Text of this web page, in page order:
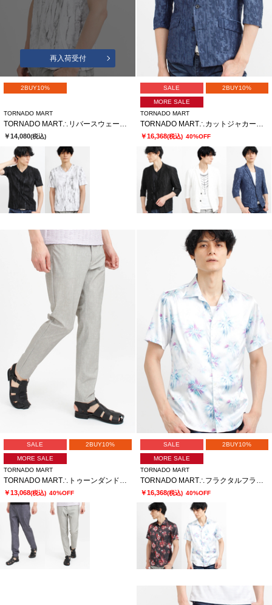
再入荷受付
2BUY10%
TORNADO MART
TORNADO MART∴リバースウェーブシームVネック半袖カットソー
￥14,080(税込)
SALE 2BUY10%
MORE SALE
TORNADO MART
TORNADO MART∴カットジャカード7分袖ジャケット
￥16,368(税込) 40%OFF
SALE 2BUY10%
MORE SALE
TORNADO MART
￥13,068(税込) 40%OFF
SALE 2BUY10%
MORE SALE
TORNADO MART
￥16,368(税込) 40%OFF